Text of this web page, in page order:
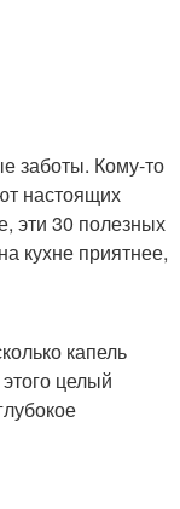
заботы. Кому-то
настоящих
эти 30 полезных
кухне приятнее,
капель
целый